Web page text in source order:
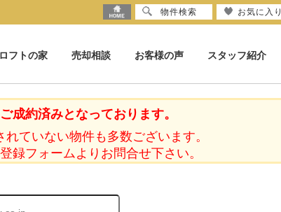
フトの家 売却相談 お客様の声 スタッフ紹介
成約済みとなっております。
ていない物件も多数ございます。
録フォームよりお問合せ下さい。
物件検索 お気に入り